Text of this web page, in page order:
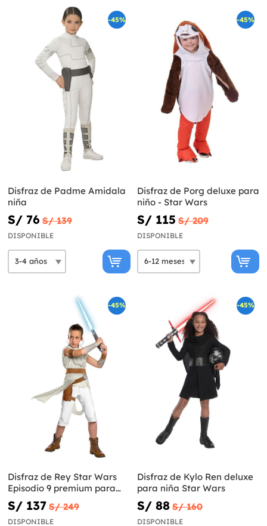
-45%
Disfraz de Padme Amidala
niña
S/ 76 S/ 139
DISPONIBLE
-45%
Disfraz de Porg deluxe para
niño - Star Wars
S/ 115 S/ 209
DISPONIBLE
-45%
Disfraz de Rey Star Wars
Episodio 9 premium para
niña
S/ 137 S/ 249
DISPONIBLE
-45%
Disfraz de Kylo Ren deluxe
para niña Star Wars
S/ 88 S/ 160
DISPONIBLE